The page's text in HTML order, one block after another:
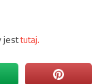
jesttutaj.